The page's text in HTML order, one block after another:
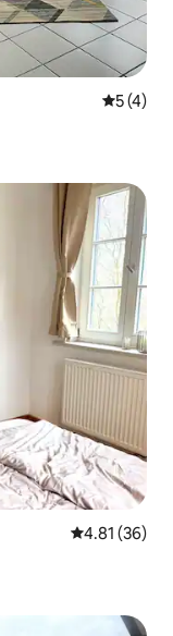
5 (4)
Calificación
4.81 (36)